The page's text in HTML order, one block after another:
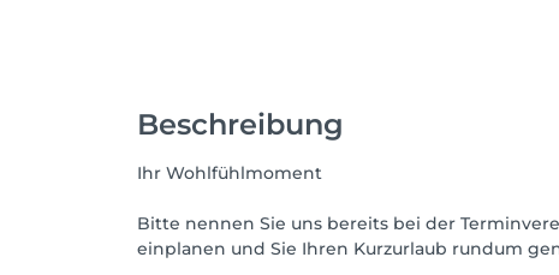
Beschreibung
Ihr Wohlfühlmoment
Bitte nennen Sie uns bereits bei der
einplanen und Sie Ihren Kurzurlaub rundum